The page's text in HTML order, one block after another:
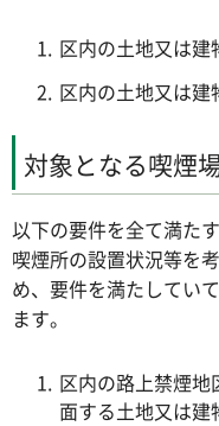
区内の土地又は建
区内の土地又は建
対象となる喫煙
以下の要件を全て満た
喫煙所の設置状況等を
め、要件を満たしてい
ます。
区内の路上禁煙
面する土地又は建